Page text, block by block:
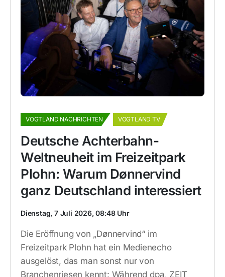
VOGTLAND NACHRICHTEN VOGTLAND TV
Deutsche Achterbahn-
Weltneuheit im Freizeitpark
Plohn: Warum Dønnervind
ganz Deutschland interessiert
Dienstag, 7 Juli 2026, 08:48 Uhr
Die Eröffnung von „Dønnervind“ im
Freizeitpark Plohn hat ein Medienecho
ausgelöst, das man sonst nur von
Branchenriesen kennt: Während dpa, ZEIT